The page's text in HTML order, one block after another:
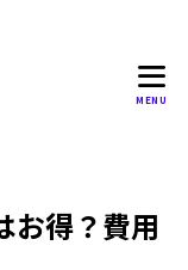
MENU
お得？費用
法